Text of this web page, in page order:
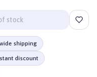
stock
shipping
discount